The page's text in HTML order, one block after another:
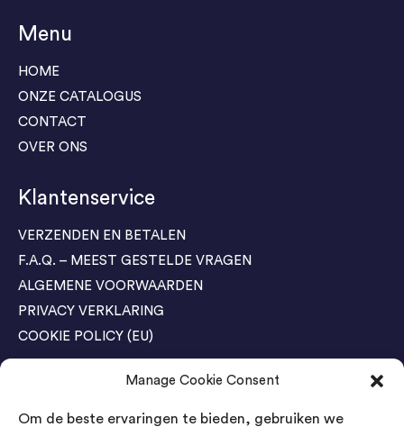
Manage Cookie Consent
Om de beste ervaringen te bieden, gebruiken we
Menu
HOME
ONZE CATALOGUS
CONTACT
OVER ONS
Klantenservice
VERZENDEN EN BETALEN
F.A.Q. – MEEST GESTELDE VRAGEN
ALGEMENE VOORWAARDEN
PRIVACY VERKLARING
COOKIE POLICY (EU)
Agenda Trade Shows
04-05 November / SVG FAIR Winterswijk